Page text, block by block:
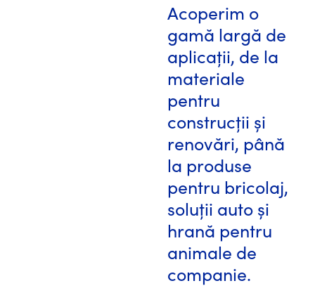
Acoperim o
gamă largă de
aplicații, de la
materiale
pentru
construcții și
renovări, până
la produse
pentru bricolaj,
soluții auto și
hrană pentru
animale de
companie.